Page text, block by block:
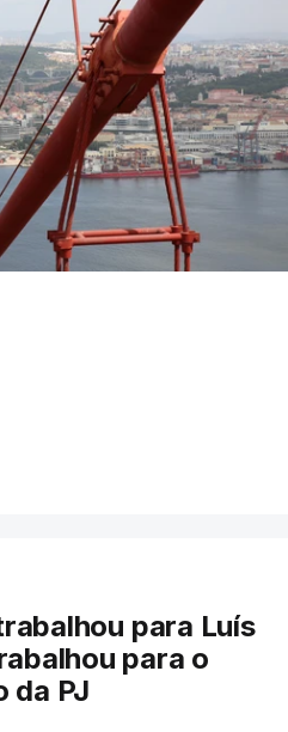
para Luís
para o
da PJ